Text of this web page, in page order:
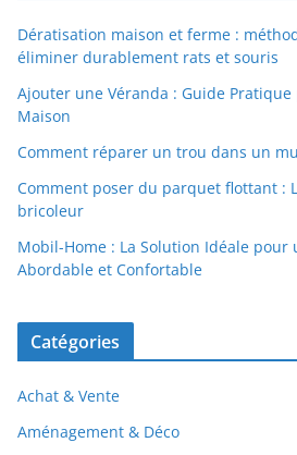
Dératisation maison et ferme :
éliminer durablement rats et souris
Ajouter une Véranda : Guide
Maison
Comment réparer un trou dans un
Comment poser du parquet flottant :
bricoleur
Mobil-Home : La Solution Idéale pour
Abordable et Confortable
Catégories
Achat & Vente
Aménagement & Déco